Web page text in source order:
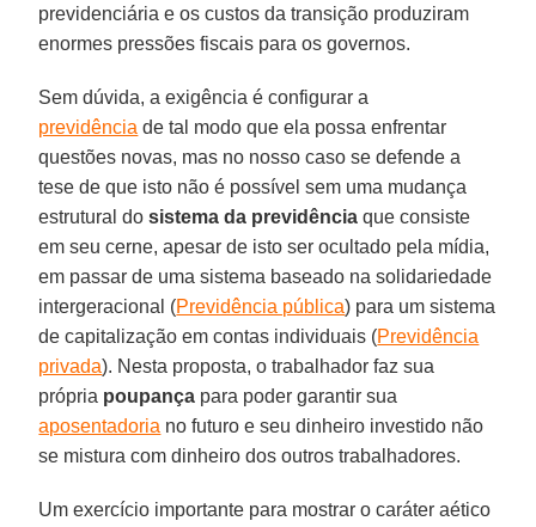
previdenciária e os custos da transição produziram
enormes pressões fiscais para os governos.
Sem dúvida, a exigência é configurar a
previdência de tal modo que ela possa enfrentar
questões novas, mas no nosso caso se defende a
tese de que isto não é possível sem uma mudança
estrutural dosistema da previdência que consiste
em seu cerne, apesar de isto ser ocultado pela mídia,
em passar de uma sistema baseado na solidariedade
intergeracional (Previdência pública) para um sistema
de capitalização em contas individuais (Previdência
privada). Nesta proposta, o trabalhador faz sua
própria poupança para poder garantir sua
aposentadoria no futuro e seu dinheiro investido não
se mistura com dinheiro dos outros trabalhadores.
Um exercício importante para mostrar o caráter aético